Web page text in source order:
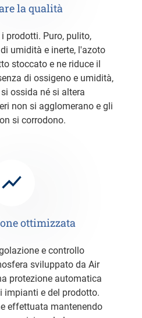
la qualità
umidità e inerte, l'azoto
stoccato e ne riduce il
di ossigeno e umidità,
ossida né si altera
non si agglomerano e gli
si corrodono.
ottimizzata
sviluppato da Air
protezione automatica
impianti e del prodotto.
effettuata mantenendo